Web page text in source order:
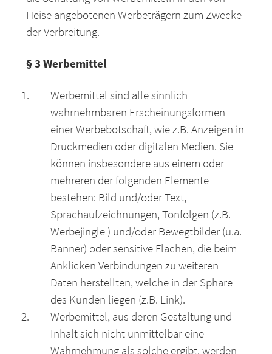
Heise angebotenen Werbeträgern zum Zwecke
der Verbreitung.
§ 3 Werbemittel
Werbemittel sind alle sinnlich
wahrnehmbaren Erscheinungsformen
einer Werbebotschaft, wie z.B. Anzeigen in
Druckmedien oder digitalen Medien. Sie
können insbesondere aus einem oder
mehreren der folgenden Elemente
bestehen: Bild und/oder Text,
Sprachaufzeichnungen, Tonfolgen (z.B.
Werbejingle ) und/oder Bewegtbilder (u.a.
Banner) oder sensitive Flächen, die beim
Anklicken Verbindungen zu weiteren
Daten herstellten, welche in der Sphäre
des Kunden liegen (z.B. Link).
Werbemittel, aus deren Gestaltung und
Inhalt sich nicht unmittelbar eine
Wahrnehmung als solche ergibt, werden